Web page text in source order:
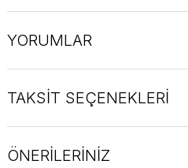
YORUMLAR
TAKSİT SEÇENEKLERİ
ÖNERİLERİNİZ